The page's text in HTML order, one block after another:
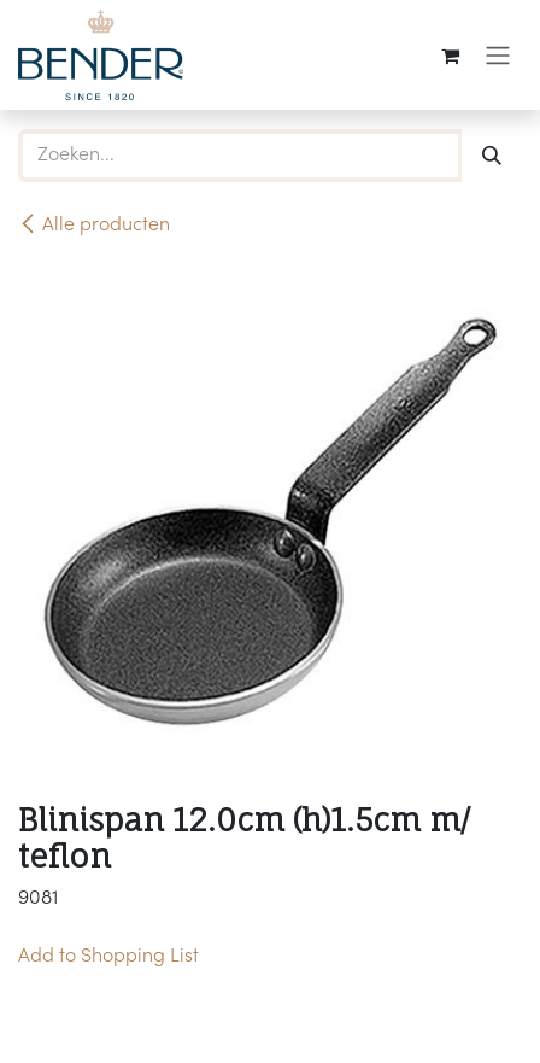
Overslaan naar inhoud
Alle producten
Blinispan 12.0cm (h)1.5cm m/
teflon
9081
Add to Shopping List